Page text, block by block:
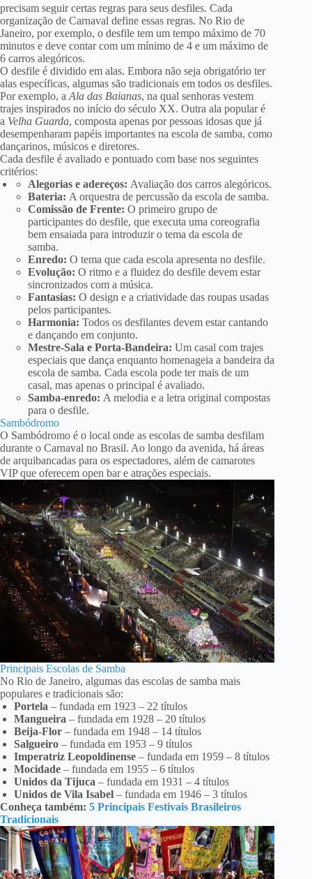
precisam seguir certas regras para seus desfiles. Cada
organização de Carnaval define essas regras. No Rio de
Janeiro, por exemplo, o desfile tem um tempo máximo de 70
minutos e deve contar com um mínimo de 4 e um máximo de
6 carros alegóricos.
O desfile é dividido em alas. Embora não seja obrigatório ter
alas específicas, algumas são tradicionais em todos os desfiles.
Por exemplo, a Ala das Baianas, na qual senhoras vestem
trajes inspirados no início do século XX. Outra ala popular é
a Velha Guarda, composta apenas por pessoas idosas que já
desempenharam papéis importantes na escola de samba, como
dançarinos, músicos e diretores.
Cada desfile é avaliado e pontuado com base nos seguintes
critérios:
Alegorias e adereços: Avaliação dos carros alegóricos.
Bateria: A orquestra de percussão da escola de samba.
Comissão de Frente: O primeiro grupo de
participantes do desfile, que executa uma coreografia
bem ensaiada para introduzir o tema da escola de
samba.
Enredo: O tema que cada escola apresenta no desfile.
Evolução: O ritmo e a fluidez do desfile devem estar
sincronizados com a música.
Fantasias: O design e a criatividade das roupas usadas
pelos participantes.
Harmonia: Todos os desfilantes devem estar cantando
e dançando em conjunto.
Mestre-Sala e Porta-Bandeira: Um casal com trajes
especiais que dança enquanto homenageia a bandeira da
escola de samba. Cada escola pode ter mais de um
casal, mas apenas o principal é avaliado.
Samba-enredo: A melodia e a letra original compostas
para o desfile.
Sambódromo
O Sambódromo é o local onde as escolas de samba desfilam
durante o Carnaval no Brasil. Ao longo da avenida, há áreas
de arquibancadas para os espectadores, além de camarotes
VIP que oferecem open bar e atrações especiais.
Principais Escolas de Samba
No Rio de Janeiro, algumas das escolas de samba mais
populares e tradicionais são:
Portela – fundada em 1923 – 22 títulos
Mangueira – fundada em 1928 – 20 títulos
Beija-Flor – fundada em 1948 – 14 títulos
Salgueiro – fundada em 1953 – 9 títulos
Imperatriz Leopoldinense – fundada em 1959 – 8 títulos
Mocidade – fundada em 1955 – 6 títulos
Unidos da Tijuca – fundada em 1931 – 4 títulos
Unidos de Vila Isabel – fundada em 1946 – 3 títulos
Conheça também: 5 Principais Festivais Brasileiros
Tradicionais